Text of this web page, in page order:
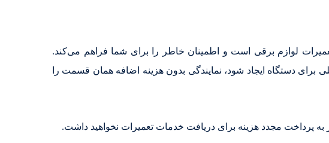
لوازم برقی است و اطمینان خاطر را برای شما فراهم می‌کند.
دستگاه ایجاد شود، نمایندگی بدون هزینه اضافه همان قسمت را
پرداخت مجدد هزینه برای دریافت خدمات تعمیرات نخواهید داشت.